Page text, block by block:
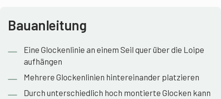
Bauanleitung
Eine Glockenlinie an einem Seil quer über die Loipe
aufhängen
Mehrere Glockenlinien hintereinander platzieren
Durch unterschiedlich hoch montierte Glocken kann